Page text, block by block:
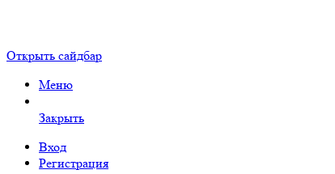
Открыть сайдбар
Меню
Закрыть
Вход
Регистрация